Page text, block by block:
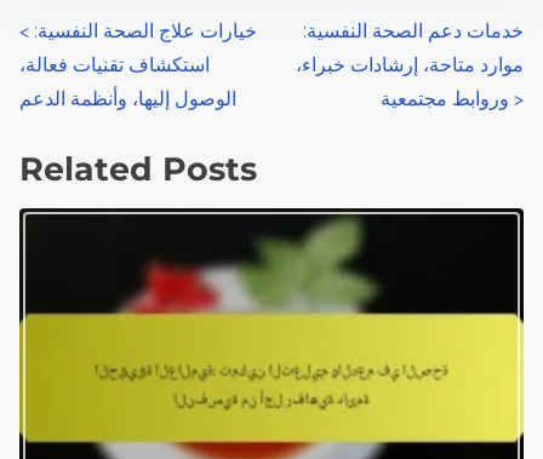
P
o
t
a
i
< خيارات علاج الصحة النفسية:
استكشاف تقنيات فعالة،
الوصول إليها، وأنظمة الدعم
خدمات دعم الصحة النفسية:
موارد متاحة، إرشادات خبراء،
>
Related Posts